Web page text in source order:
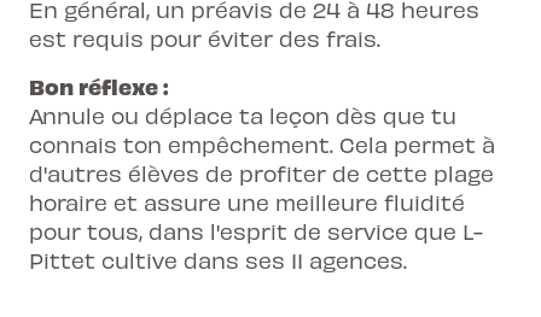
En général, un préavis de 24 à 48 heures
est requis pour éviter des frais.
Bon réflexe :
Annule ou déplace ta leçon dès que tu
connais ton empêchement. Cela permet à
d'autres élèves de profiter de cette plage
horaire et assure une meilleure fluidité
pour tous, dans l'esprit de service que L-
Pittet cultive dans ses 11 agences.